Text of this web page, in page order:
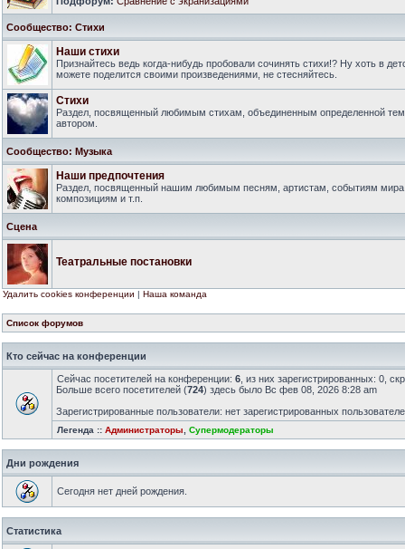
Сообщество: Стихи
Наши стихи
Признайтесь ведь когда-нибудь пробовали сочинять стихи!? Ну хоть в
можете поделится своими произведениями, не стесняйтесь.
Стихи
Раздел, посвященный любимым стихам, объединенным определенной
автором.
Сообщество: Музыка
Наши предпочтения
Раздел, посвященный нашим любимым песням, артистам, событиям
композициям и т.п.
Сцена
Театральные постановки
Удалить cookies конференции | Наша команда
Список форумов
Кто сейчас на конференции
Сейчас посетителей на конференции: 6 , из них зарегистрированных: 0,
Больше всего посетителей (724) здесь было Вс фев 08, 2026 8:28 am
Зарегистрированные пользователи: нет зарегистрированных
Легенда :: Администраторы Супермодераторы
Дни рождения
Сегодня нет дней рождения.
Статистика